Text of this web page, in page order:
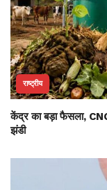
राष्ट्रीय
केंद्र का बड़ा फैसला,
झंडी